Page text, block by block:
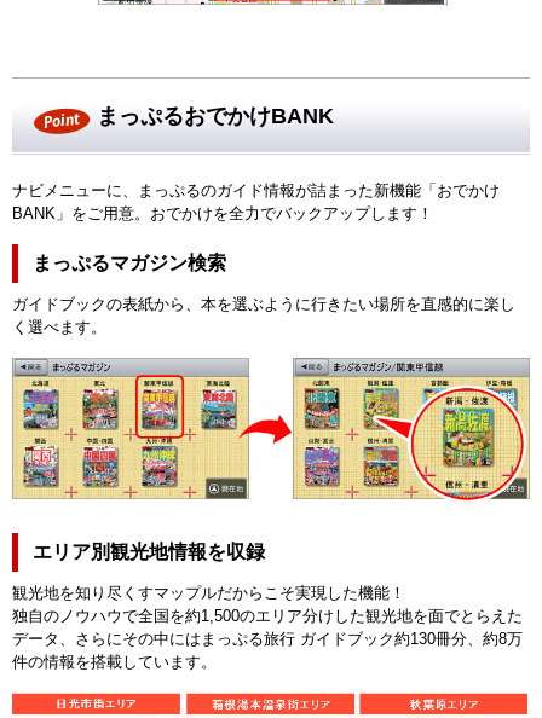
まっぷるおでかけBANK
ナビメニューに、まっぷるのガイド情報が詰まった新機能「おでかけ
BANK」をご用意。おでかけを全力でバックアップします！
まっぷるマガジン検索
ガイドブックの表紙から、本を選ぶように行きたい場所を直感的に楽し
く選べます。
エリア別観光地情報を収録
観光地を知り尽くすマップルだからこそ実現した機能！
独自のノウハウで全国を約1,500のエリア分けした観光地を面でとらえた
データ、さらにその中にはまっぷる旅行 ガイドブック約130冊分、約8万
件の情報を搭載しています。